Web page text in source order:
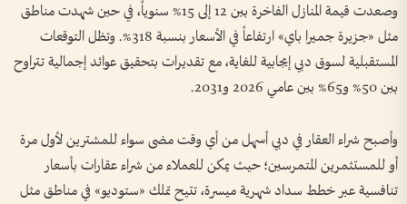
وصعدت قيمة المنازل الفاخرة بين 12 إلى 15% سنوياً، في حين شهدت مناطق
مثل «جزيرة جميرا باي» ارتفاعاً في الأسعار بنسبة 318%. وتظل التوقعات
المستقبلية لسوق دبي إيجابية للغاية، مع تقديرات بتحقيق عوائد إجمالية تتراوح
بين 50% و65% بين عامي 2026 و2031.
وأصبح شراء العقار في دبي أسهل من أي وقت مضى سواء للمشترين لأول مرة
أو للمستثمرين المتمرسين؛ حيث يمكن للعملاء من شراء عقارات بأسعار
تنافسية عبر خطط سداد شهرية ميسرة، تتيح تملك «ستوديو» في مناطق مثل